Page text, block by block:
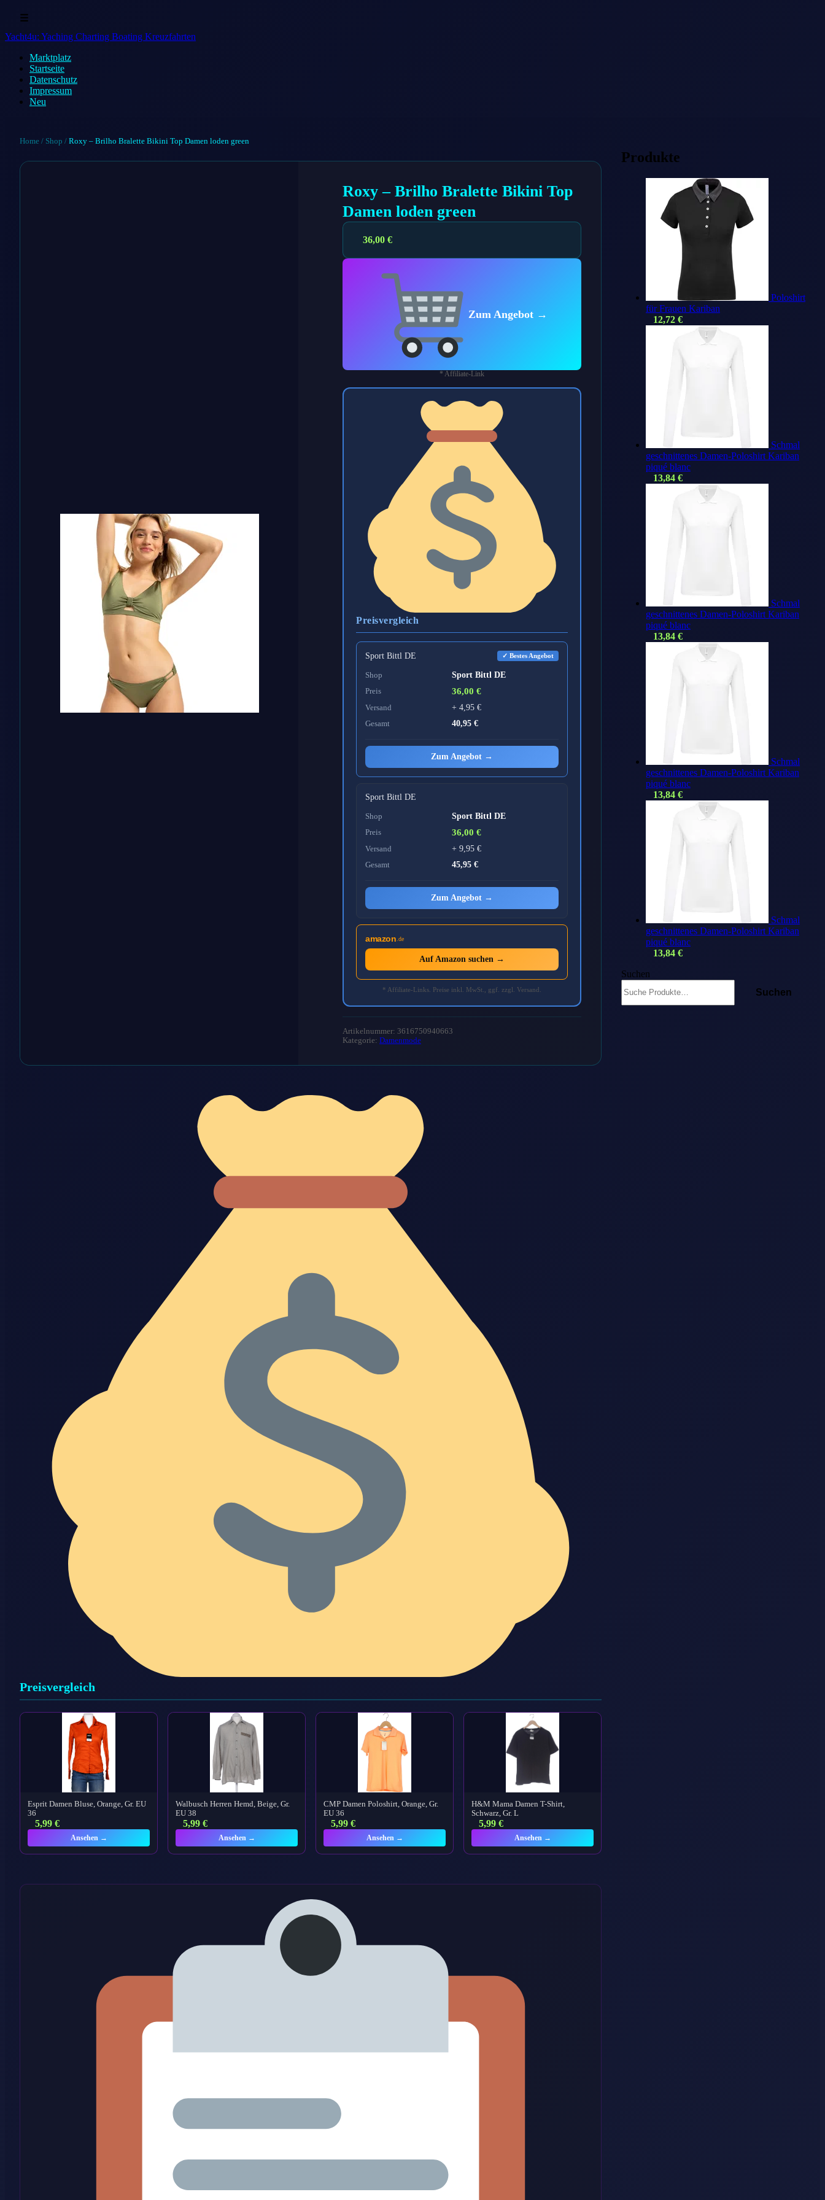
☰
Yacht4u: Yaching Charting Boating Kreuzfahrten
Marktplatz
Startseite
Datenschutz
Impressum
Neu
Home / Shop / Roxy – Brilho Bralette Bikini Top Damen loden green
Roxy – Brilho Bralette Bikini Top
Damen loden green
36,00 €
Zum Angebot →
* Affiliate-Link
Preisvergleich
Sport Bittl DE ✓ Bestes Angebot
Shop
Sport Bittl DE
Preis
36,00 €
Versand
+ 4,95 €
Gesamt
40,95 €
Zum Angebot →
Sport Bittl DE
Shop
Sport Bittl DE
Preis
36,00 €
Versand
+ 9,95 €
Gesamt
45,95 €
Zum Angebot →
amazon .de
Auf Amazon suchen →
* Affiliate-Links. Preise inkl. MwSt., ggf. zzgl. Versand.
Artikelnummer: 3616750940663
Kategorie: Damenmode
Preisvergleich
Esprit Damen Bluse, Orange, Gr. EU
36
5,99 €
Ansehen →
Walbusch Herren Hemd, Beige, Gr.
EU 38
5,99 €
Ansehen →
CMP Damen Poloshirt, Orange, Gr.
EU 36
5,99 €
Ansehen →
H&M Mama Damen T-Shirt,
Schwarz, Gr. L
5,99 €
Ansehen →
Produkte
Poloshirt
für Frauen Kariban
12,72 €
Schmal
geschnittenes Damen-Poloshirt Kariban
piqué blanc
13,84 €
Schmal
geschnittenes Damen-Poloshirt Kariban
piqué blanc
13,84 €
Schmal
geschnittenes Damen-Poloshirt Kariban
piqué blanc
13,84 €
Schmal
geschnittenes Damen-Poloshirt Kariban
piqué blanc
13,84 €
Suchen
Suchen